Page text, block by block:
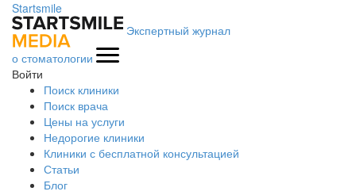
Startsmile
Экспертный журнал
о стоматологии
Войти
Поиск клиники
Поиск врача
Цены на услуги
Недорогие клиники
Клиники с бесплатной консультацией
Статьи
Блог